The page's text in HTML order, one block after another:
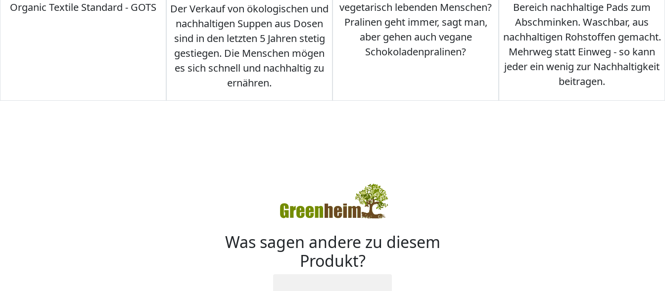
Organic Textile Standard - GOTS
Der Verkauf von ökologischen und
nachhaltigen Suppen aus Dosen
sind in den letzten 5 Jahren stetig
gestiegen. Die Menschen mögen
es sich schnell und nachhaltig zu
ernähren.
vegetarisch lebenden Menschen?
Pralinen geht immer, sagt man,
aber gehen auch vegane
Schokoladenpralinen?
Bereich nachhaltige Pads zum
Abschminken. Waschbar, aus
nachhaltigen Rohstoffen gemacht.
Mehrweg statt Einweg - so kann
jeder ein wenig zur Nachhaltigkeit
beitragen.
Was sagen andere zu diesem
Produkt?